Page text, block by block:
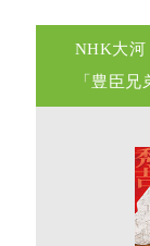
NHK大河
「豊臣兄